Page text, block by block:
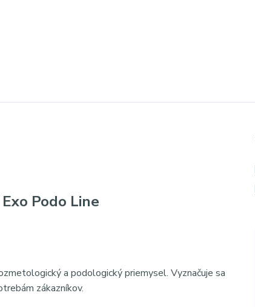
Podo Line
a podologický priemysel. Vyznačuje sa
zákazníkov.